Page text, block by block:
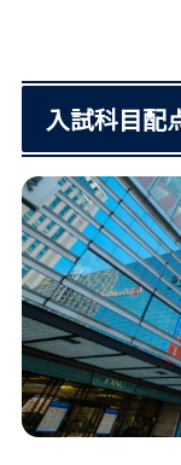
入試科目配